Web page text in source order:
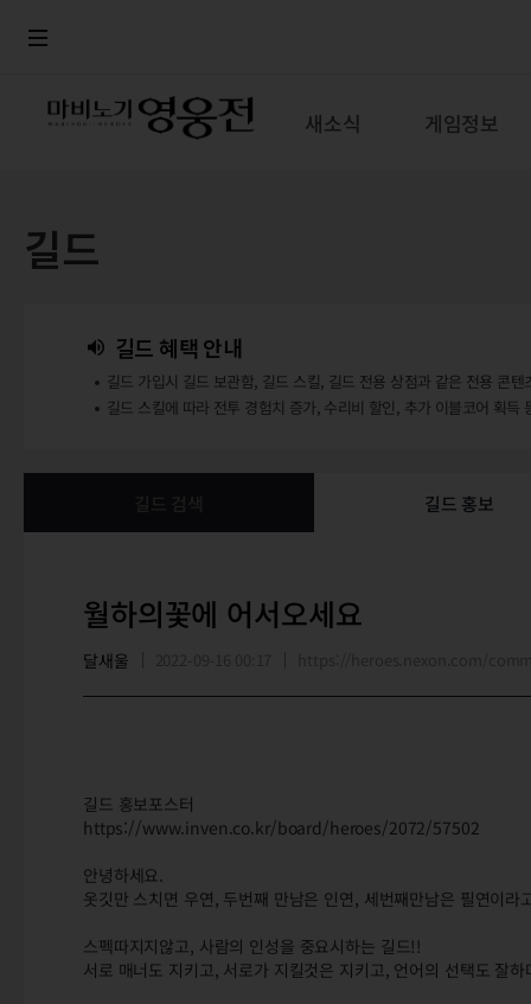
새소식 게임정보
길드
길드 혜택 안내
길드 가입시 길드 보관함, 길드 스킬, 길드 전용 상점과 같은 전용 콘
길드 스킬에 따라 전투 경험치 증가, 수리비 할인, 추가 이블코어 획득
길드 홍보
월하의꽃에 어서오세요
달새울
길드 홍보포스터
https://www.inven.co.kr/board/heroes/2072/57502
안녕하세요.
옷깃만 스치면 우연, 두번째 만남은 인연, 세번째만남은 필연이라
스펙따지지않고, 사람의 인성을 중요시하는 길드!!
서로 매너도 지키고, 서로가 지킬것은 지키고, 언어의 선택도 잘